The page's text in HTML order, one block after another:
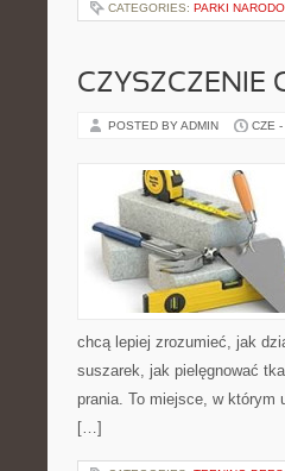
CATEGORIES: PARKI
CZYSZCZENIE
POSTED BY ADMIN CZE
chcą lepiej zrozumieć, jak
suszarek, jak pielęgnować
prania. To miejsce, w którym
[…]